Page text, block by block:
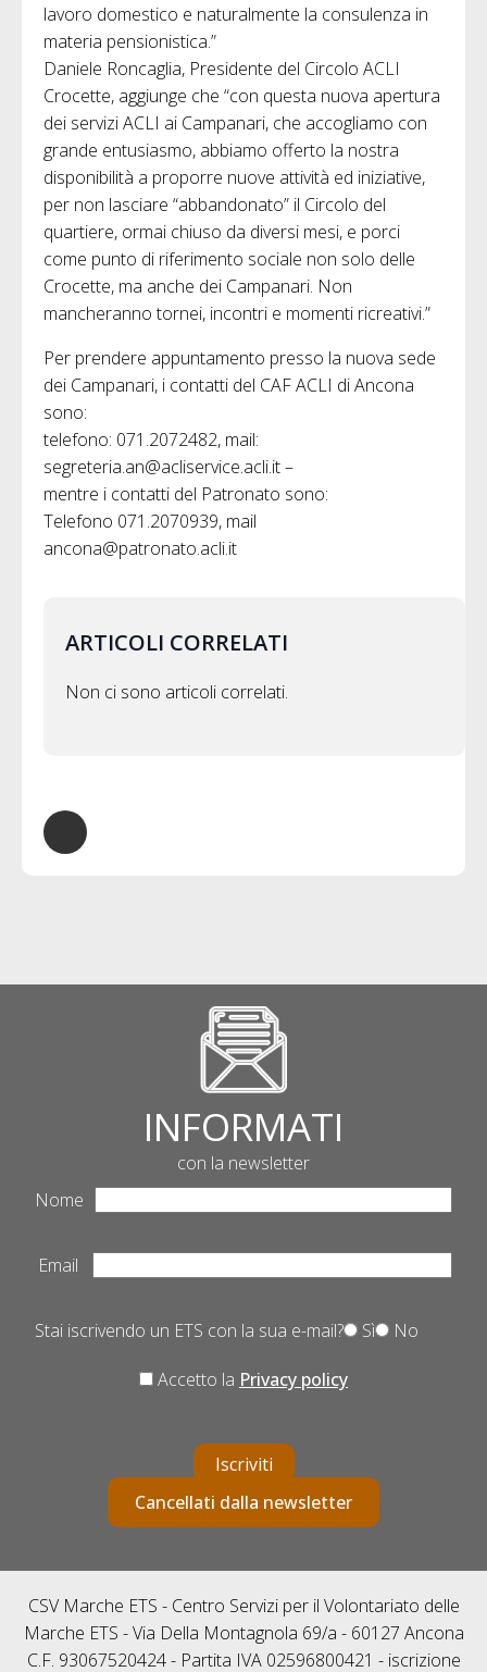
lavoro domestico e naturalmente la consulenza in
materia pensionistica.”
Daniele Roncaglia, Presidente del Circolo ACLI
Crocette, aggiunge che “con questa nuova apertura
dei servizi ACLI ai Campanari, che accogliamo con
grande entusiasmo, abbiamo offerto la nostra
disponibilità a proporre nuove attività ed iniziative,
per non lasciare “abbandonato” il Circolo del
quartiere, ormai chiuso da diversi mesi, e porci
come punto di riferimento sociale non solo delle
Crocette, ma anche dei Campanari. Non
mancheranno tornei, incontri e momenti ricreativi.”
Per prendere appuntamento presso la nuova sede
dei Campanari, i contatti del CAF ACLI di Ancona
sono:
telefono: 071.2072482, mail:
segreteria.an@acliservice.acli.it –
mentre i contatti del Patronato sono:
Telefono 071.2070939, mail
ancona@patronato.acli.it
ARTICOLI CORRELATI
Non ci sono articoli correlati.
INFORMATI
con la newsletter
Nome
Email
Stai iscrivendo un ETS con la sua e-mail? Sì No
Accetto la Privacy policy
Iscriviti
Cancellati dalla newsletter
CSV Marche ETS - Centro Servizi per il Volontariato delle
Marche ETS - Via Della Montagnola 69/a - 60127 Ancona
C.F. 93067520424 - Partita IVA 02596800421 - iscrizione